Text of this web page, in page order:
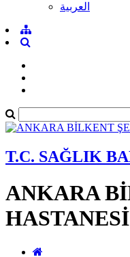
العربية
T.C. SAĞLIK
ANKARA
HASTANESİ